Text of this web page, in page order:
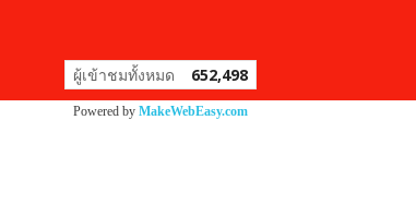
ผู้เข้าชมทั้งหมด
652,498
Powered by MakeWebEasy.com